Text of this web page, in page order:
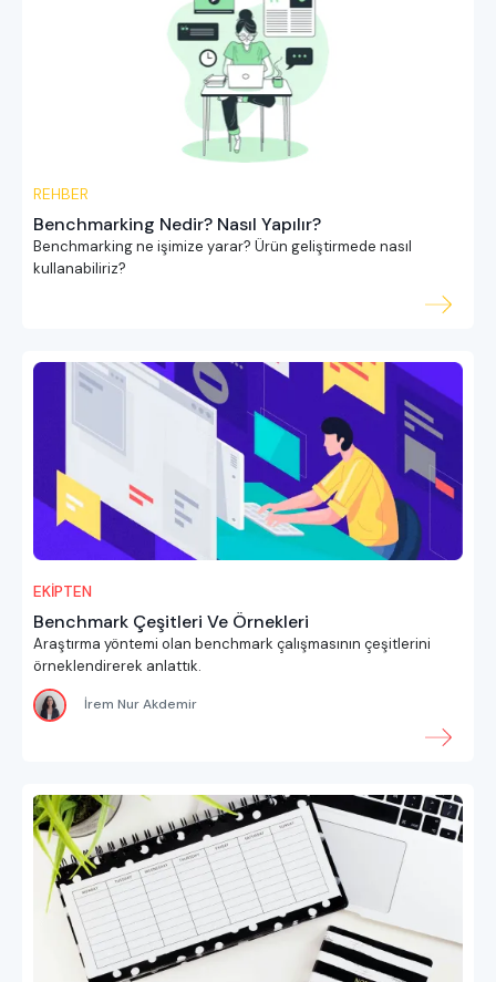
REHBER
Benchmarking Nedir? Nasıl Yapılır?
Benchmarking ne işimize yarar? Ürün geliştirmede nasıl
kullanabiliriz?
EKİPTEN
Benchmark Çeşitleri Ve Örnekleri
Araştırma yöntemi olan benchmark çalışmasının çeşitlerini
örneklendirerek anlattık.
İrem Nur Akdemir